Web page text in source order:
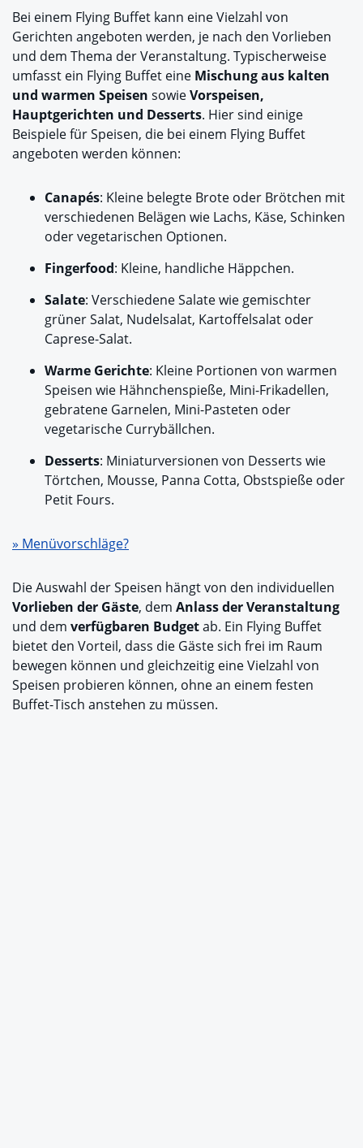
Bei einem Flying Buffet kann eine Vielzahl von
Gerichten angeboten werden, je nach den Vorlieben
und dem Thema der Veranstaltung. Typischerweise
umfasst ein Flying Buffet eine Mischung aus kalten
und warmen Speisen sowieVorspeisen,
Hauptgerichten und Desserts. Hier sind einige
Beispiele für Speisen, die bei einem Flying Buffet
angeboten werden können:
Canapés: Kleine belegte Brote oder Brötchen mit
verschiedenen Belägen wie Lachs, Käse, Schinken
oder vegetarischen Optionen.
Fingerfood: Kleine, handliche Häppchen.
Salate: Verschiedene Salate wie gemischter
grüner Salat, Nudelsalat, Kartoffelsalat oder
Caprese-Salat.
Warme Gerichte: Kleine Portionen von warmen
Speisen wie Hähnchenspieße, Mini-Frikadellen,
gebratene Garnelen, Mini-Pasteten oder
vegetarische Currybällchen.
Desserts: Miniaturversionen von Desserts wie
Törtchen, Mousse, Panna Cotta, Obstspieße oder
Petit Fours.
» Menüvorschläge?
Die Auswahl der Speisen hängt von den individuellen
Vorlieben der Gäste, dem Anlass der Veranstaltung
und dem verfügbaren Budgetab. Ein Flying Buffet
bietet den Vorteil, dass die Gäste sich frei im Raum
bewegen können und gleichzeitig eine Vielzahl von
Speisen probieren können, ohne an einem festen
Buffet-Tisch anstehen zu müssen.